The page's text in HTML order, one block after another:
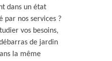
dans un état
par nos services ?
vos besoins,
de jardin
la même